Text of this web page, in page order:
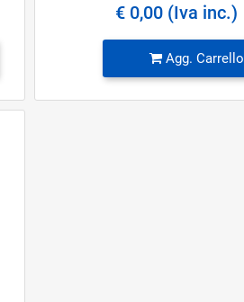
€ 0,00 (Iva inc.)
Agg. Carrello